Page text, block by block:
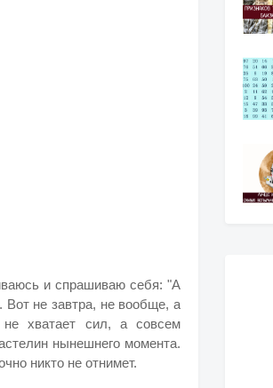
и спрашиваю себя: "А
Вот не завтра, не вообще, а
хватает сил, а совсем
нынешнего момента.
никто не отнимет.